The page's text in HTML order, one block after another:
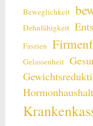
Beweglichkeit
Dehnfähigkeit
Faszien
Gelassenheit
Hormonhaushalt